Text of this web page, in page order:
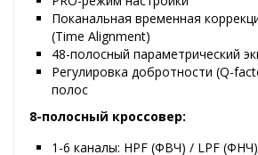
Поканальная временная
(Time Alignment)
48-полосный параметрический
Регулировка добротности (Q-
полос
8-полосный кроссовер:
1-6 каналы: HPF (ФВЧ) / LPF